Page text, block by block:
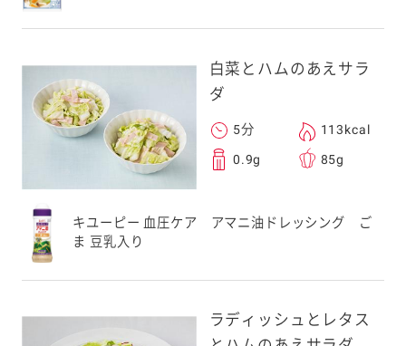
白菜とハムのあえサラ
ダ
5分 113kcal
0.9g 85g
キユーピー 血圧ケア アマニ油ドレッシング ご
ま 豆乳入り
ラディッシュとレタス